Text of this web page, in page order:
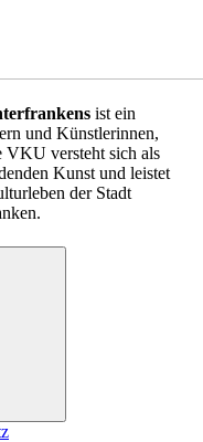
ist ein
und Künstlerinnen,
VKU versteht sich als
Kunst und leistet
der Stadt